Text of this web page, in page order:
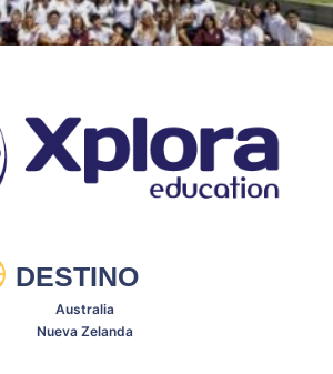
DESTINO
Australia
Nueva Zelanda